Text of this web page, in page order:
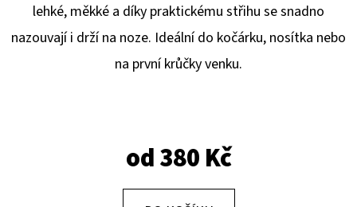
lehké, měkké a díky praktickému střihu se snadno
nazouvají i drží na noze. Ideální do kočárku, nosítka nebo
na první krůčky venku.
od380 Kč
U